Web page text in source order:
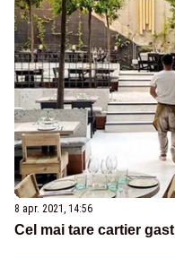
8 apr. 2021, 14:56
Cel mai tare cartier